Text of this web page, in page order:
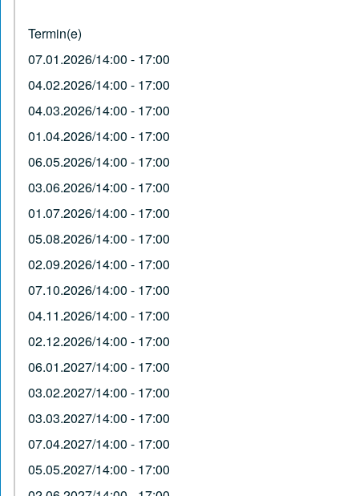
Termin(e)
07.01.2026/14:00 - 17:00
04.02.2026/14:00 - 17:00
04.03.2026/14:00 - 17:00
01.04.2026/14:00 - 17:00
06.05.2026/14:00 - 17:00
03.06.2026/14:00 - 17:00
01.07.2026/14:00 - 17:00
05.08.2026/14:00 - 17:00
02.09.2026/14:00 - 17:00
07.10.2026/14:00 - 17:00
04.11.2026/14:00 - 17:00
02.12.2026/14:00 - 17:00
06.01.2027/14:00 - 17:00
03.02.2027/14:00 - 17:00
03.03.2027/14:00 - 17:00
07.04.2027/14:00 - 17:00
05.05.2027/14:00 - 17:00